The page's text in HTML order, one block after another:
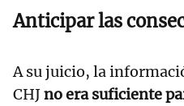
Anticipar las
A su juicio, la
CHJno era suficiente